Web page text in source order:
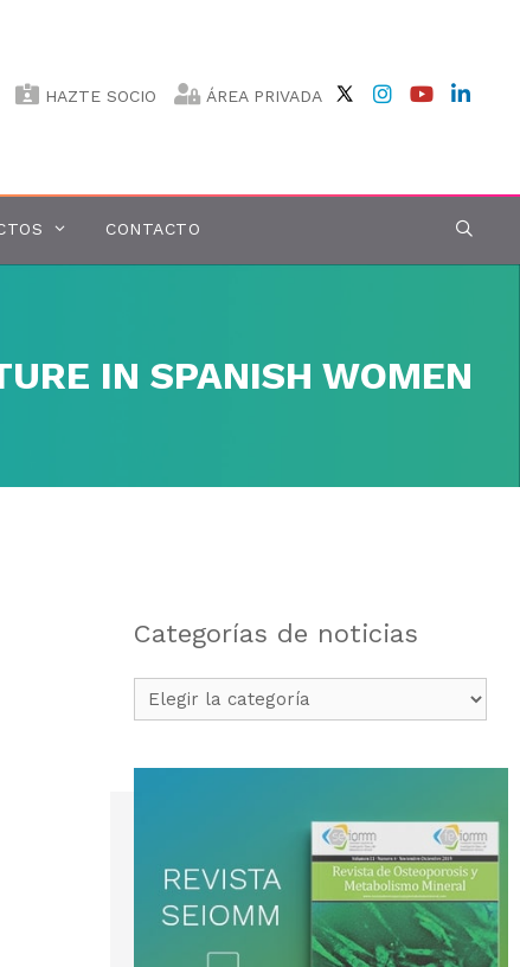
HAZTE SOCIO ÁREA PRIVADA
CONTACTO
IN SPANISH WOMEN
Categorías de noticias
Categorías
de